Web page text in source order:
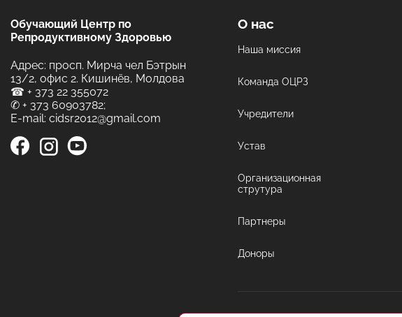
Обучающий Центр по
Репродуктивному Здоровью
Адрес: просп. Мирча чел Бэтрын
13/2, офис 2. Кишинёв, Молдова
☎ + 373 22 355072
✆ + 373 60903782;
E-mail: cidsr2012@gmail.com
О нас
Наша миссия
Команда ОЦРЗ
Учредители
Устав
Организационная
струтура
Партнеры
Доноры